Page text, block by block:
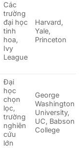
Các
trường
đại học
tinh
hoa,
Ivy
League
Harvard,
Yale,
Princeton
Đại
học
chọn
lọc,
trường
nghiên
cứu
lớn
George
Washington
University,
UC, Babson
College